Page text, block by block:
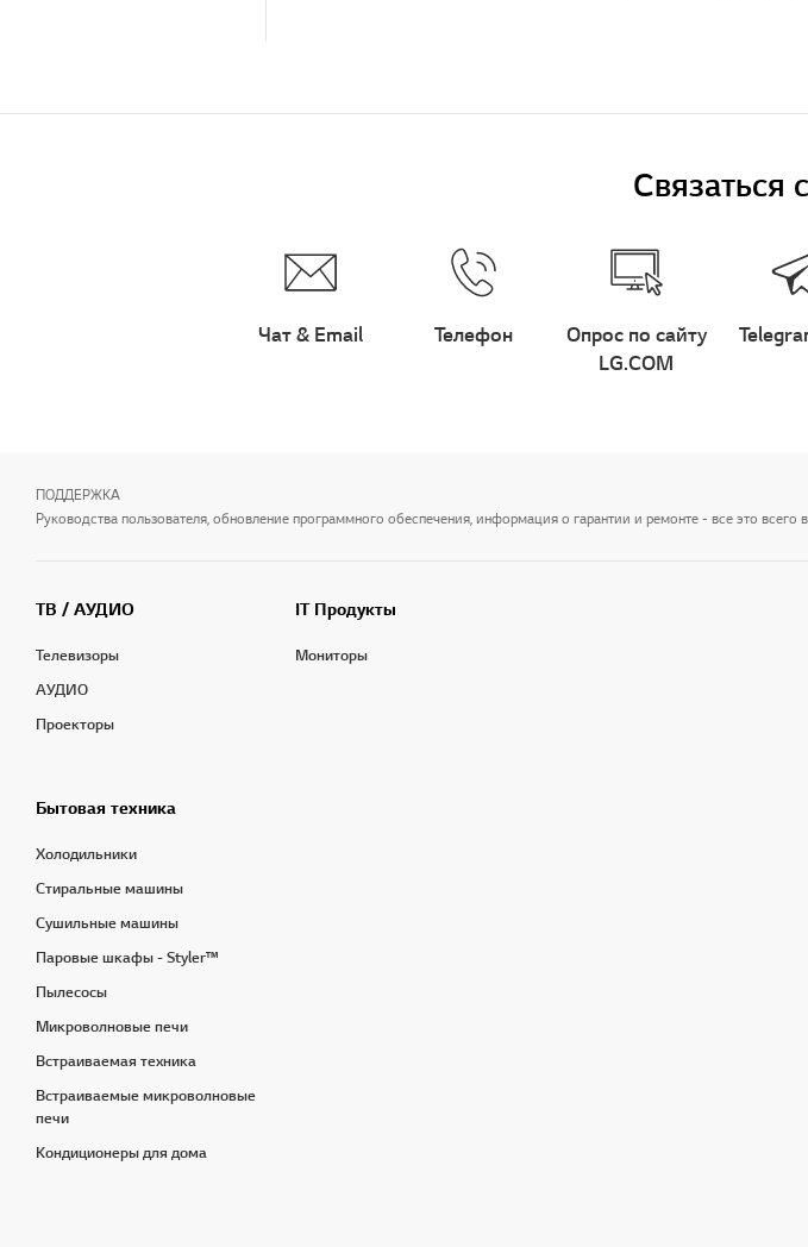
Связаться
Чат & Email Телефон
Опрос по сайту
LG.COM
ПОДДЕРЖКА
Руководства пользователя, обновление программного обеспечения, информация о гарантии и ремонте - все это
ТВ / АУДИО
Телевизоры
АУДИО
Проекторы
IT Продукты
Мониторы
Бытовая техника
Холодильники
Стиральные машины
Сушильные машины
Паровые шкафы - Styler™
Пылесосы
Микроволновые печи
Встраиваемая техника
Встраиваемые микроволновые
печи
Кондиционеры для дома